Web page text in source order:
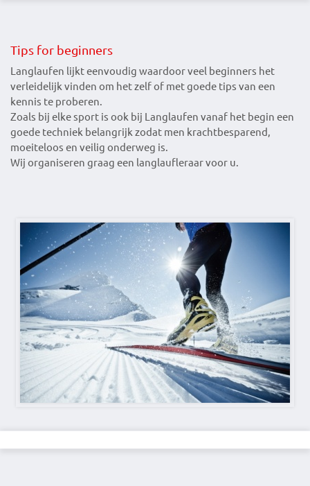
Tips for beginners
Langlaufen lijkt eenvoudig waardoor veel beginners het
verleidelijk vinden om het zelf of met goede tips van een
kennis te proberen.
Zoals bij elke sport is ook bij Langlaufen vanaf het begin een
goede techniek belangrijk zodat men krachtbesparend,
moeiteloos en veilig onderweg is.
Wij organiseren graag een langlaufleraar voor u.